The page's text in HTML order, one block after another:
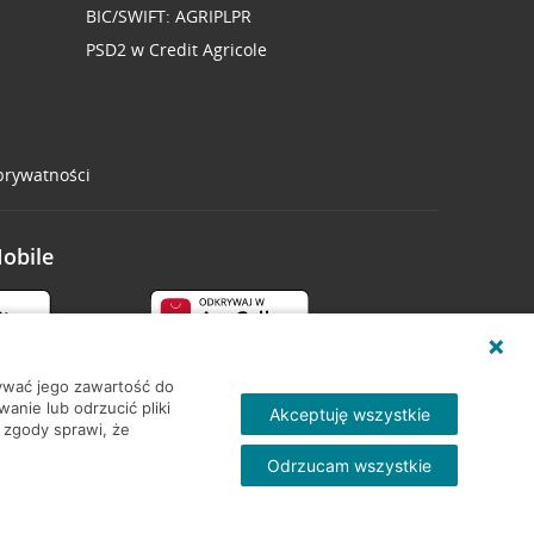
BIC/SWIFT: AGRIPLPR
PSD2 w Credit Agricole
jego zawartość do
lub odrzucić pliki
sprawi, że
Akceptuję wszystkie
Odrzucam wszystkie